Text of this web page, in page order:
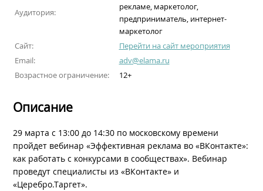
Аудитория:
рекламе, маркетолог,
предприниматель, интернет-
маркетолог
Сайт:
Перейти на сайт мероприятия
Email:
adv@elama.ru
Возрастное ограничение:
12+
Описание
29 марта с 13:00 до 14:30 по московскому времени
пройдет вебинар «Эффективная реклама во «ВКонтакте»:
как работать с конкурсами в сообществах». Вебинар
проведут специалисты из «ВКонтакте» и
«Церебро.Таргет».